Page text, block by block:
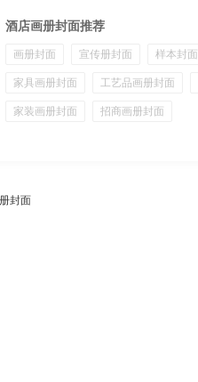
酒店画册封面推荐
画册封面 宣传册封面 样本封面
家具画册封面 工艺品画册封面
家装画册封面 招商画册封面